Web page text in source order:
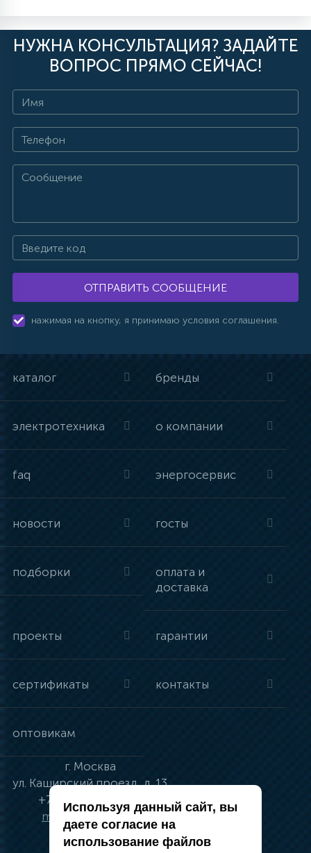
НУЖНА КОНСУЛЬТАЦИЯ? ЗАДАЙТЕ
ВОПРОС ПРЯМО СЕЙЧАС!
ОТПРАВИТЬ СООБЩЕНИЕ
нажимая на кнопку, я принимаю условия соглашения.
каталог бренды
электротехника о компании
faq энергосервис
новости госты
подборки
оплата и
доставка
проекты гарантии
сертификаты контакты
оптовикам
г. Москва
ул. Каширский проезд, д. 13
+7 (495) 134-41-83
moskva@vincci.ru
Используя данный сайт, вы
даете согласие на
использование файлов